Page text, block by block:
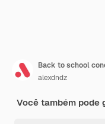
alexdndz
Você também pode